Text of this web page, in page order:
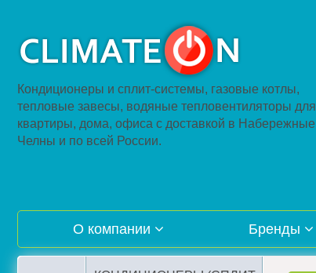
Кондиционеры и сплит-системы, газовые котлы,
тепловые завесы, водяные тепловентиляторы для
квартиры, дома, офиса с доставкой в Набережные
Челны и по всей России.
О компании Бренды